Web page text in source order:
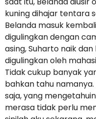
kuning dihajar tentara
Belanda masuk
digulingkan dengan
asing, Suharto naik
digulingkan oleh
Tidak cukup banyak
bahkan tahu
saja, yang
merasa tidak perlu